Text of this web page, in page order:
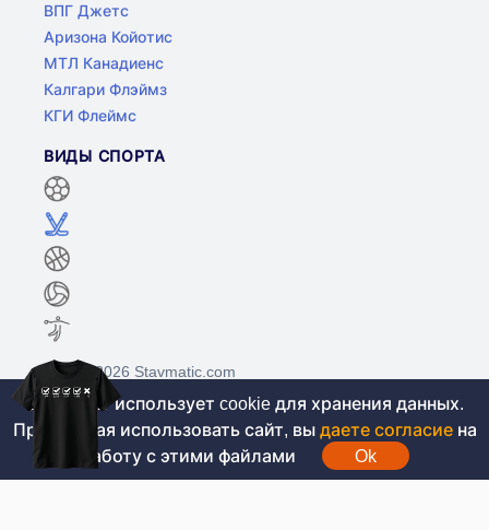
ВПГ Джетс
Аризона Койотис
МТЛ Канадиенс
Калгари Флэймз
КГИ Флеймс
ВИДЫ СПОРТА
©2017-2026 Stavmatic.com
Для лиц старше 18 лет. На сайте не
проводятся игры на денежные средства, вся
Этот сайт использует cookie для хранения данных.
Продолжая использовать сайт, вы даете согласие на
работу с этими файлами
Ok